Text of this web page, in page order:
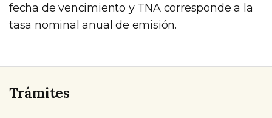
fecha de vencimiento y TNA corresponde a la
tasa nominal anual de emisión.
Trámites